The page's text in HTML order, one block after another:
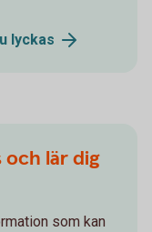
lyckas
och lär dig
som kan